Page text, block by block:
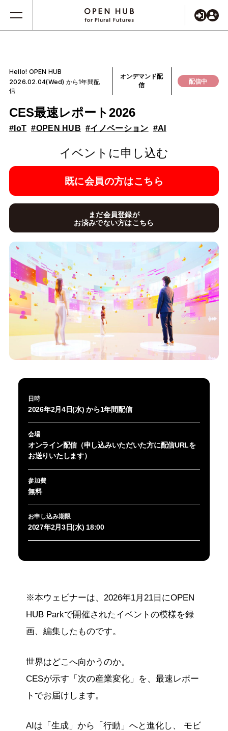
Hello! OPEN HUB
2026.02.04(Wed) から1年間配
信
オンデマンド配
信
配信中
CES最速レポート2026
#IoT #OPEN HUB #イノベーション #AI
イベントに申し込む
既に会員の方はこちら
まだ会員登録が
お済みでない方はこちら
日時
2026年2月4日(水) から1年間配信
会場
オンライン配信（申し込みいただいた方に配信URLを
お送りいたします）
参加費
無料
お申し込み期限
2027年2月3日(水) 18:00
※本ウェビナーは、2026年1月21日にOPEN
HUB Parkで開催されたイベントの模様を録
画、編集したものです。
世界はどこへ向かうのか。
CESが示す「次の産業変化」を、最速レポー
トでお届けします。
AIは「生成」から「行動」へと進化し、 モビ